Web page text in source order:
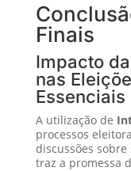
Finais
Impacto
nas
Essenciais
A utilização de
processos
discussões
traz a promessa